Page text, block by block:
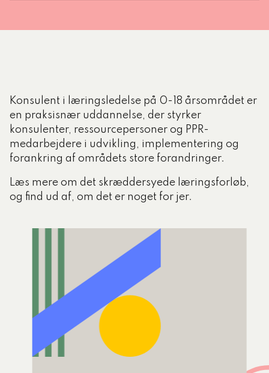
moduler Som du har taget på den ene og den
anden måde.
Konsulent i læringsledelse på 0-18 årsområdet er
en praksisnær uddannelse, der styrker
konsulenter, ressourcepersoner og PPR-
medarbejdere i udvikling, implementering og
forankring af områdets store forandringer.
Læs mere om det skræddersyede læringsforløb,
og find ud af, om det er noget for jer.